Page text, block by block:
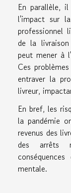
En parallèle,
l'impact sur la
professionnel
de la
peut mener à
Ces
entraver la
livreur,
En bref, les
la pandémie
revenus des
des arrêts
mentale.